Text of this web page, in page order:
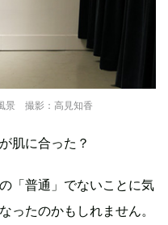
景 撮影：高見知香
肌に合った？
「普通」でないことに気
ったのかもしれません。